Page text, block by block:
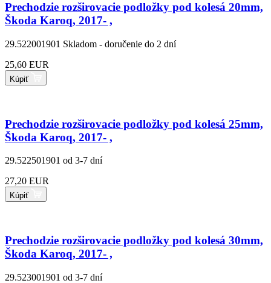
Prechodzie rozširovacie podložky pod kolesá 20mm,
Škoda Karoq, 2017- ,
29.522001901 Skladom - doručenie do 2 dní
25,60 EUR
Kúpiť
Prechodzie rozširovacie podložky pod kolesá 25mm,
Škoda Karoq, 2017- ,
29.522501901 od 3-7 dní
27,20 EUR
Kúpiť
Prechodzie rozširovacie podložky pod kolesá 30mm,
Škoda Karoq, 2017- ,
29.523001901 od 3-7 dní